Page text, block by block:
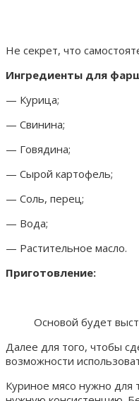
Не секрет, что
Ингредиенты для
— Курица;
— Свинина;
— Говядина;
— Сырой картофель;
— Соль, перец;
— Вода;
— Растительное масло.
Приготовление:
Основой будет
Далее для того, чтобы
возможности
Куриное мясо нужно для